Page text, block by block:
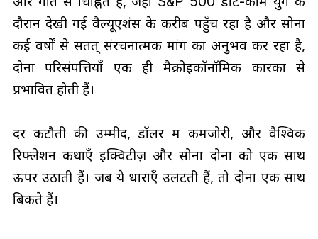
दौरान देखी गई वैल्यूएशंस के करीब पहुँच रहा है और सोना
कई वर्षों से सतत् संरचनात्मक मांग का अनुभव कर रहा है,
दोनों परिसंपत्तियाँ एक ही मैक्रोइकॉनॉमिक कारकों से
प्रभावित होती हैं।
दर कटौती की उम्मीदें, डॉलर में कमजोरी, और वैश्विक
रिफ्लेशन कथाएँ इक्विटीज़ और सोना दोनों को एक साथ
ऊपर उठाती हैं। जब ये धाराएँ उलटती हैं, तो दोनों एक साथ
बिकते हैं।